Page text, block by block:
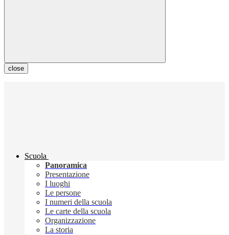
close
Scuola
Panoramica
Presentazione
I luoghi
Le persone
I numeri della scuola
Le carte della scuola
Organizzazione
La storia